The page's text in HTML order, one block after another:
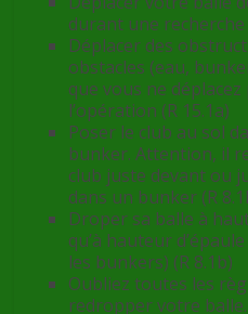
durant une recherche
Déplacer des
obstacles (eau,
que vous ne
l’opération (R 15.1a)
Poser le club au sol
bunker. Attention, il
club juste devant ou
dans un bunker (R
Droper sa balle à
qu’à hauteur
les bunkers) (R 8.1b)
Oubliez toutes les
redropper votre